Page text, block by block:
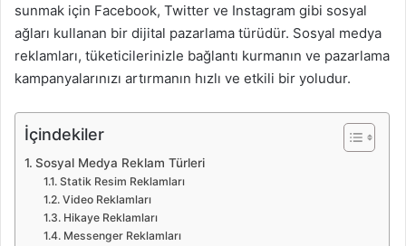
sunmak için Facebook, Twitter ve Instagram gibi sosyal
ağları kullanan bir dijital pazarlama türüdür. Sosyal medya
reklamları, tüketicilerinizle bağlantı kurmanın ve pazarlama
kampanyalarınızı artırmanın hızlı ve etkili bir yoludur.
İçindekiler
Sosyal Medya Reklam Türleri
Statik Resim Reklamları
Video Reklamları
Hikaye Reklamları
Messenger Reklamları